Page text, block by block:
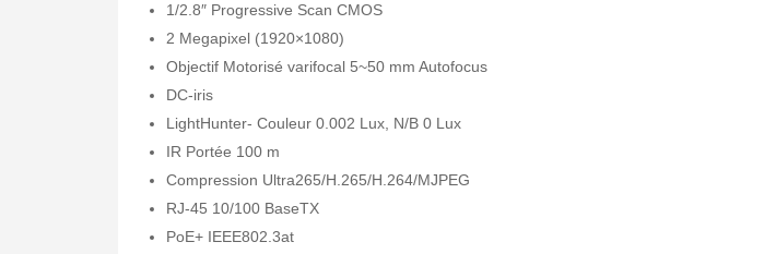
1/2.8″ Progressive Scan CMOS
2 Megapixel (1920×1080)
Objectif Motorisé varifocal 5~50 mm Autofocus
DC-iris
LightHunter- Couleur 0.002 Lux, N/B 0 Lux
IR Portée 100 m
Compression Ultra265/H.265/H.264/MJPEG
RJ-45 10/100 BaseTX
PoE+ IEEE802.3at